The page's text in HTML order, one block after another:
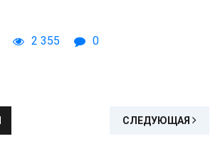
2 355 0
СЛЕДУЮЩАЯ